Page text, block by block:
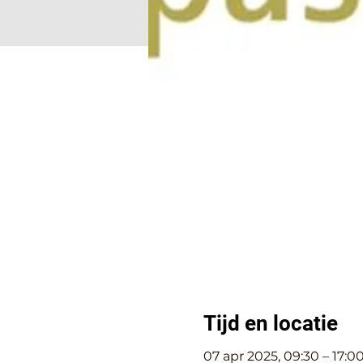
Tijd en locatie
07 apr 2025, 09:30 –